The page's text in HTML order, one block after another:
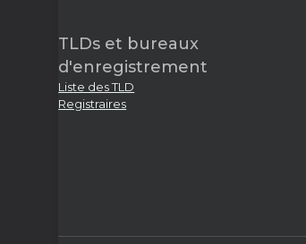
TLDs et bureaux
d'enregistrement
Liste des TLD
Registraires